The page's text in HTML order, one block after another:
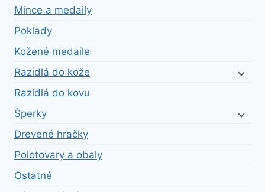
Mince a medaily
Poklady
Kožené medaile
Razidlá do kože
Razidlá do kovu
Šperky
Drevené hračky
Polotovary a obaly
Ostatné